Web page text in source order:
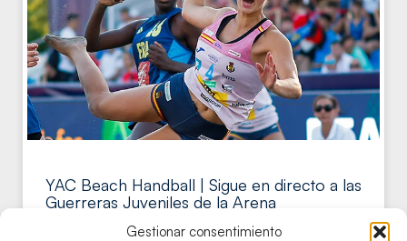
Gestionar consentimiento
YAC Beach Handball | Sigue en directo a las
Guerreras Juveniles de la Arena
Superadas por Francia en el primer set, las jóvenes